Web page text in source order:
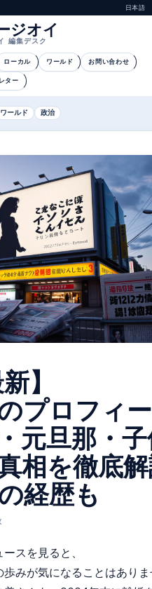
日本語
ジオイ
編集デスク
ローカル ワールド お問い合わせ
ター
ワールド 政治
】
プロフィ
元旦那・
相を徹底
経歴も
スを見ると、
みが気になることはあり